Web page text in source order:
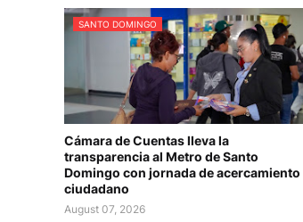
SANTO DOMINGO
Cámara de Cuentas lleva la
transparencia al Metro de Santo
Domingo con jornada de acercamiento
ciudadano
August 07, 2026